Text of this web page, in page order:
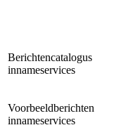
Berichtencatalogus
innameservices
Voorbeeldberichten
innameservices